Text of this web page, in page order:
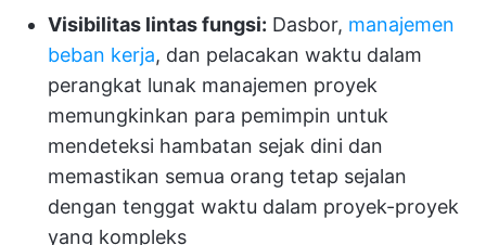
Visibilitas lintas fungsi: Dasbor, manajemen
beban kerja, dan pelacakan waktu dalam
perangkat lunak manajemen proyek
memungkinkan para pemimpin untuk
mendeteksi hambatan sejak dini dan
memastikan semua orang tetap sejalan
dengan tenggat waktu dalam proyek-proyek
yang kompleks